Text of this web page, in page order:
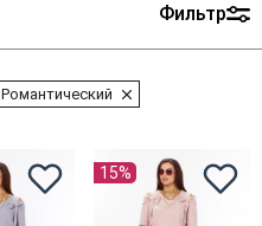
Фильтр
Романтический
15%